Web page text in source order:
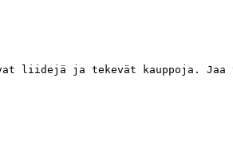
liidejä ja tekevät kauppoja.